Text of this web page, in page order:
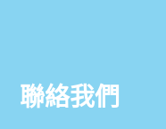
聯絡我們